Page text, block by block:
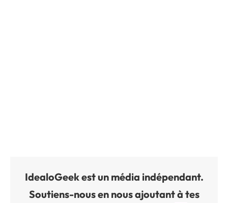
IdealoGeek est un média indépendant.
Soutiens-nous en nous ajoutant à tes